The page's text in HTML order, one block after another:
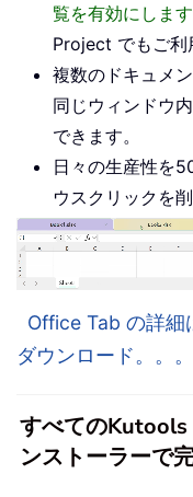
覧を有効にします
Project でもご利
複数のドキュメ
同じウィンドウ
できます。
日々の生産性を
ウスクリックを
Office Tab の詳細
ダウンロード。。。
すべてのKutools
ンストーラーで完